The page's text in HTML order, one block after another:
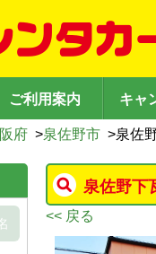
ご利用案内 キャ
府 >泉佐野市 >泉佐
泉佐野下
<< 戻る